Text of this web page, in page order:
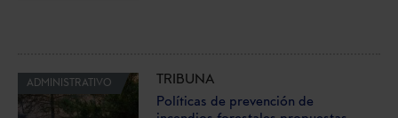
ADMINISTRATIVO
TRIBUNA
Políticas de prevención de